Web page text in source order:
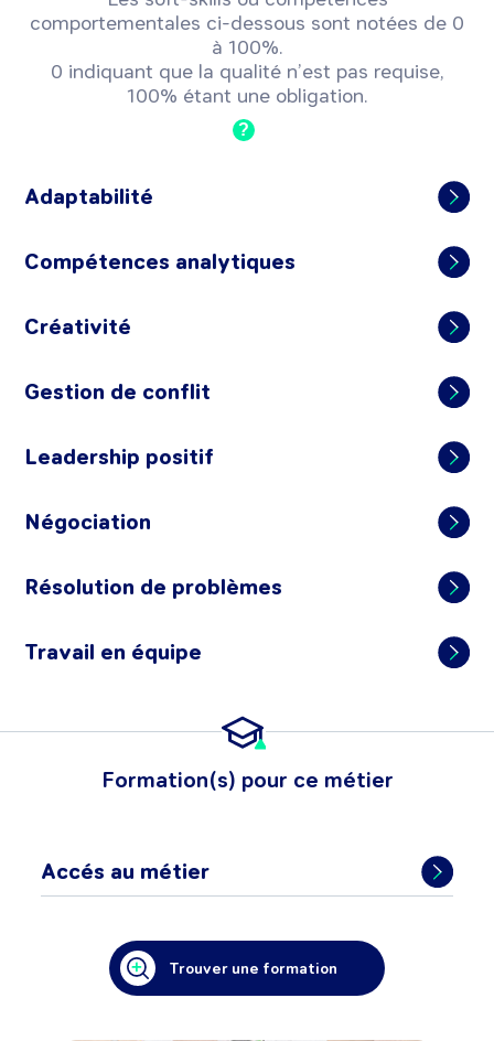
comportementales ci-dessous sont notées de 0
à 100%.
0 indiquant que la qualité n’est pas requise,
100% étant une obligation.
?
Adaptabilité
Compétences analytiques
Créativité
Gestion de conflit
Leadership positif
Négociation
Résolution de problèmes
Travail en équipe
Formation(s) pour ce métier
Accés au métier
Trouver une formation